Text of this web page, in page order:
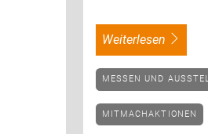
weiterlesen
MESSEN UND
MITMACHAKTIONEN